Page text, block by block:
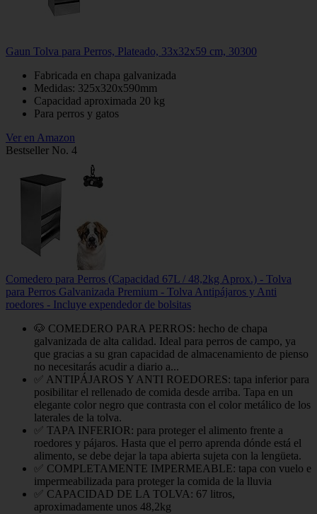
Gaun Tolva para Perros, Plateado, 33x32x59 cm, 30300
Fabricada en chapa galvanizada
Medidas: 325x320x590mm
Capacidad aproximada 20 kg
Para perros y gatos
Ver en Amazon
Bestseller No. 4
Comedero para Perros (Capacidad 67L / 48,2kg Aprox.) - Tolva
para Perros Galvanizada Premium - Tolva Antipájaros y Anti
roedores - Incluye expendedor de bolsitas
🐶 COMEDERO PARA PERROS: hecho de chapa
galvanizada de alta calidad. Ideal para perros de campo, ya
que gracias a su gran capacidad de almacenamiento de pienso
no necesitarás acudir a diario a...
✅ ANTIPÁJAROS Y ANTI ROEDORES: tapa inferior para
posibilitar el rellenado de comida desde arriba. Tapa en un
elegante color negro que contrasta con el color metálico de los
laterales de la tolva.
✅ TAPA INFERIOR: para proteger el alimento frente a
roedores y pájaros. Hasta que el perro aprenda dónde está el
alimento, se debe dejar la tapa abierta sujeta con la lengüeta.
✅ COMPLETAMENTE IMPERMEABLE: tapa con vuelo e
impermeabilizada para proteger la comida de la lluvia
✅ CAPACIDAD DE LA TOLVA: 67 litros,
aproximadamente unos 48,2kg